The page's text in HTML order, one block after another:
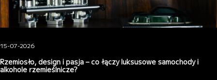
15-07-2026
Rzemiosło, design i pasja – co łączy luksusowe samochody i
alkohole rzemieślnicze?